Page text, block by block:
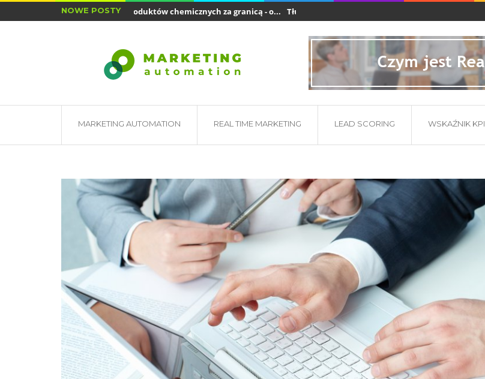
NOWE POSTY
Sprzedaż produktów chemicznych za granicą - o... Tłumaczenia dla branży e-commerce i startupów...
Jak mogę naładować baterię smartfona, aby...
MARKETING AUTOMATION REAL TIME MARKETING LEAD SCORING WSKAŹNIK KPI